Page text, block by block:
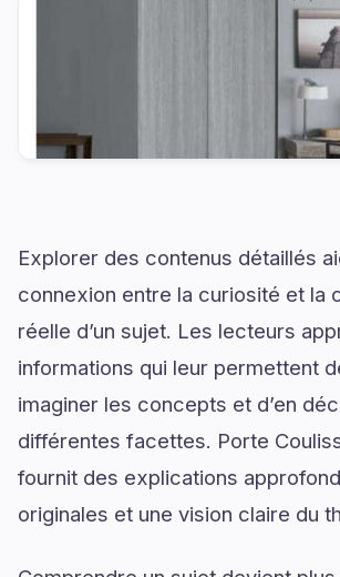
Explorer des contenus détaillés
connexion entre la curiosité et la
réelle d’un sujet. Les lecteurs
informations qui leur permettent
imaginer les concepts et d’en
différentes facettes. Porte
fournit des explications
originales et une vision claire du